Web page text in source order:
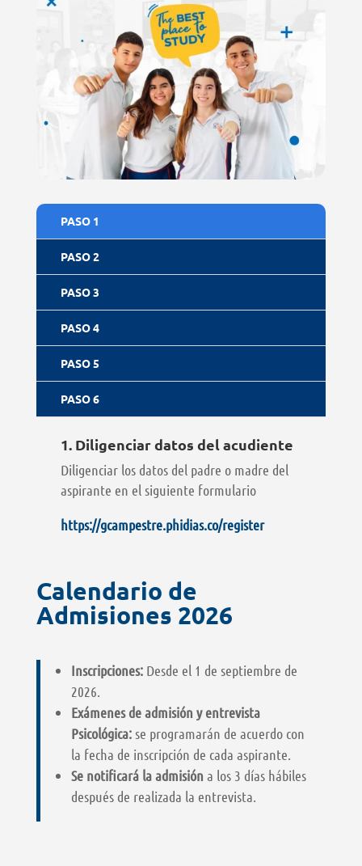
PASO 1
PASO 2
PASO 3
PASO 4
PASO 5
PASO 6
1. Diligenciar datos del acudiente
Diligenciar los datos del padre o madre del
aspirante en el siguiente formulario
https://gcampestre.phidias.co/register
Calendario de
Admisiones 2026
Inscripciones:Desde el 1 de septiembre de
2026.
Exámenes de admisión y entrevista
Psicológica:se programarán de acuerdo con
la fecha de inscripción de cada aspirante.
Se notificará la admisión a los 3 días hábiles
después de realizada la entrevista.